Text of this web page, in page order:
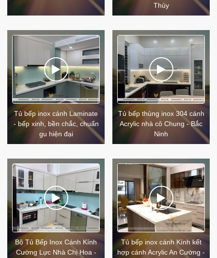
Thủy
Tủ bếp inox cánh Laminate
- bếp xinh, bền chắc, chuẩn
gu hiện đại
Tủ bếp thùng inox 304 cánh
Acrylic nhà cô Chung - Bắc
Ninh
Bộ Tủ Bếp Inox Cánh Kính
Cường Lực Nhà Chị Hoa -
Tủ bếp inox cánh Kính kết
hợp cánh Acrylic An Cường -